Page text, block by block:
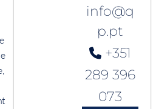
info@q
p.pt
+351
289 396
073